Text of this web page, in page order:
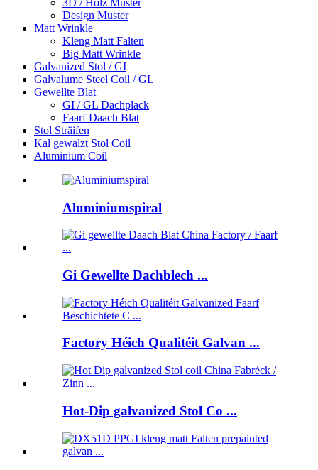
Design Muster
Matt Wrinkle
Kleng Matt Falten
Big Matt Wrinkle
Galvanized Stol / GI
Galvalume Steel Coil / GL
Gewellte Blat
GI / GL Dachplack
Faarf Daach Blat
Stol Sträifen
Kal gewalzt Stol Coil
Aluminium Coil
Aluminiumspiral
Gi Gewellte Dachblech ...
Factory Héich Qualitéit Galvan ...
Hot-Dip galvanized Stol Co ...